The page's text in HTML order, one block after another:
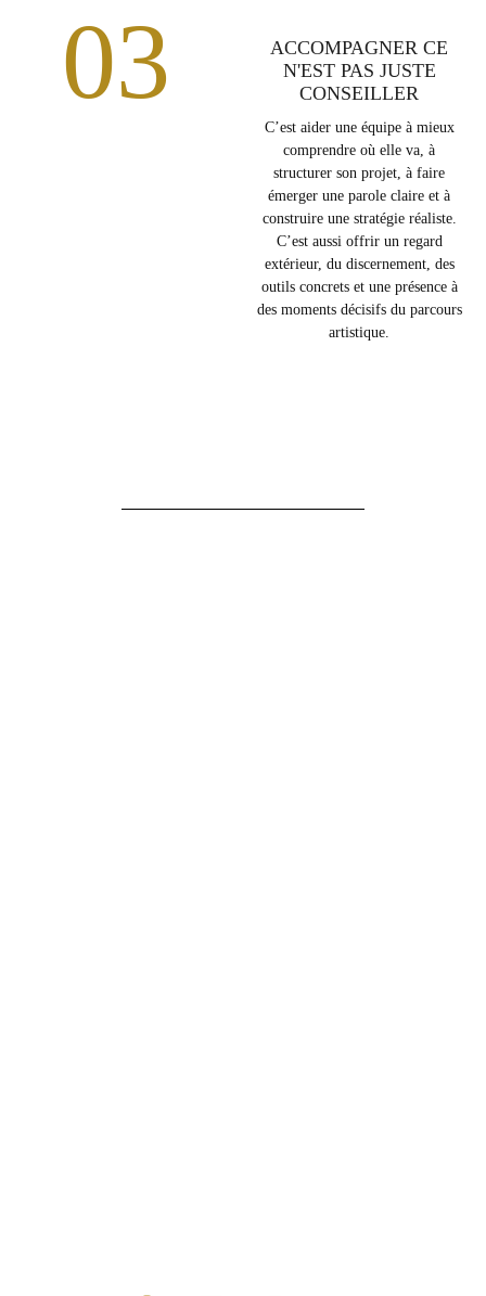
03
ACCOMPAGNER CE
N'EST PAS JUSTE
CONSEILLER
C’est aider une équipe à mieux
comprendre où elle va, à
structurer son projet, à faire
émerger une parole claire et à
construire une stratégie réaliste.
C’est aussi offrir un regard
extérieur, du discernement, des
outils concrets et une présence à
des moments décisifs du parcours
artistique.